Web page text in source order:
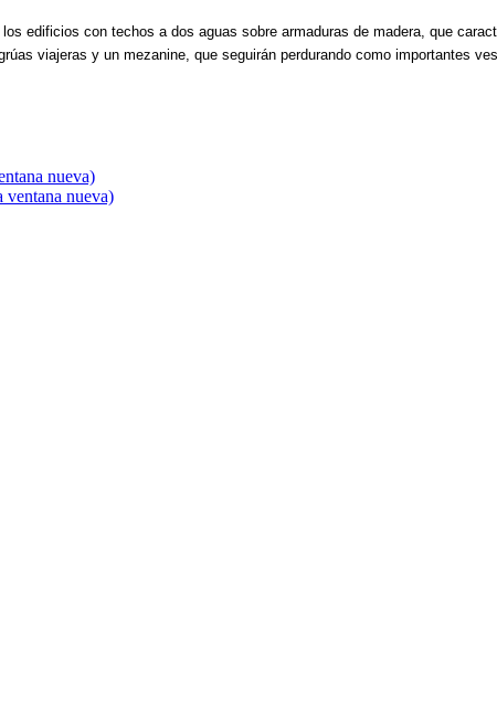
edificios con techos a dos aguas sobre armaduras de madera, que
viajeras y un mezanine, que seguirán perdurando como importantes
nueva)
ventana nueva)